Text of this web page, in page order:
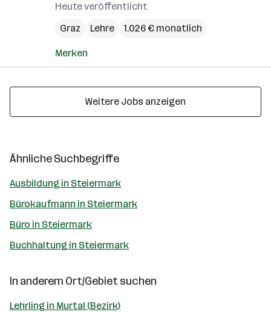
Heute veröffentlicht
Graz
Lehre 1.026 € monatlich
Merken
Weitere Jobs anzeigen
Ähnliche Suchbegriffe
Ausbildung in Steiermark
Bürokaufmann in Steiermark
Büro in Steiermark
Buchhaltung in Steiermark
In anderem Ort/Gebiet suchen
Lehrling in Murtal (Bezirk)